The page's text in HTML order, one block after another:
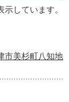
示しています。
市美杉町八知地